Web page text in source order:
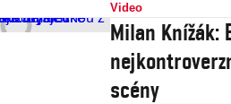
Video
Milan Knížák:
scény